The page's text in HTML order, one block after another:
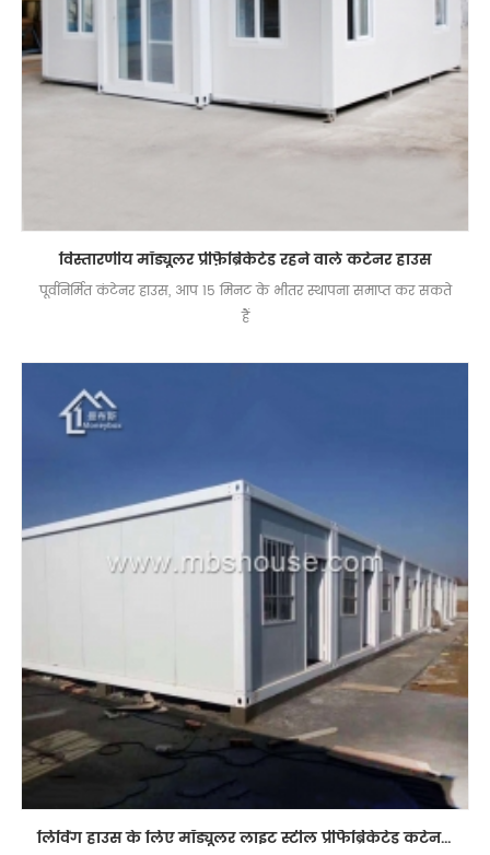
विस्तारणीय मॉड्यूलर प्रीफ़ैब्रिकेटेड रहने वाले कंटेनर हाउस
पूर्वनिर्मित कंटेनर हाउस, आप 15 मिनट के भीतर स्थापना समाप्त कर सकते
हैं
लिविंग हाउस के लिए मॉड्यूलर लाइट स्टील प्रीफैब्रिकेटेड कंटेनर हाउस